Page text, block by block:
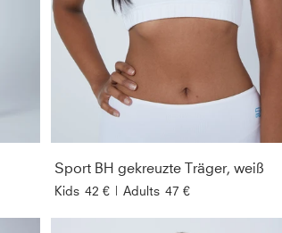
Sport BH gekreuzte Träger, weiß
Kids 42 € | Adults 47 €